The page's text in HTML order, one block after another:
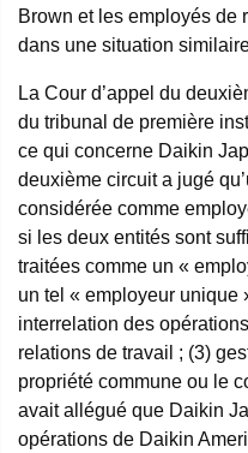
Brown et les employés de
dans une situation
La Cour d’appel du
du tribunal de première
ce qui concerne Daikin
deuxième circuit a jugé
considérée comme
si les deux entités sont
traitées comme un «
un tel « employeur unique
interrelation des
relations de travail ; (3)
propriété commune ou le
avait allégué que Daikin
opérations de Daikin